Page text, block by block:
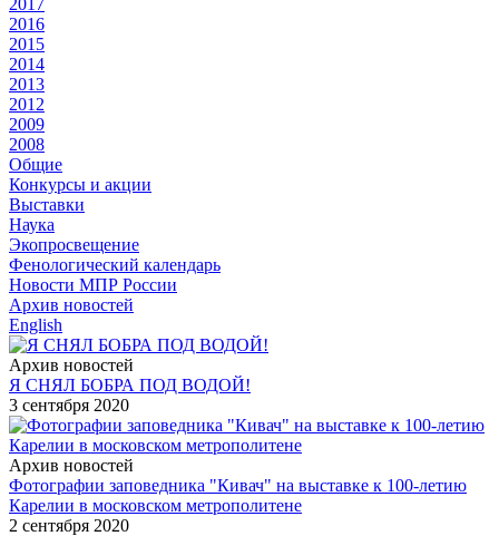
2016
2015
2014
2013
2012
2009
2008
Общие
Конкурсы и акции
Выставки
Наука
Экопросвещение
Фенологический календарь
Новости МПР России
Архив новостей
English
Архив новостей
Я СНЯЛ БОБРА ПОД ВОДОЙ!
3 сентября 2020
Архив новостей
Фотографии заповедника "Кивач" на выставке к 100-летию
Карелии в московском метрополитене
2 сентября 2020